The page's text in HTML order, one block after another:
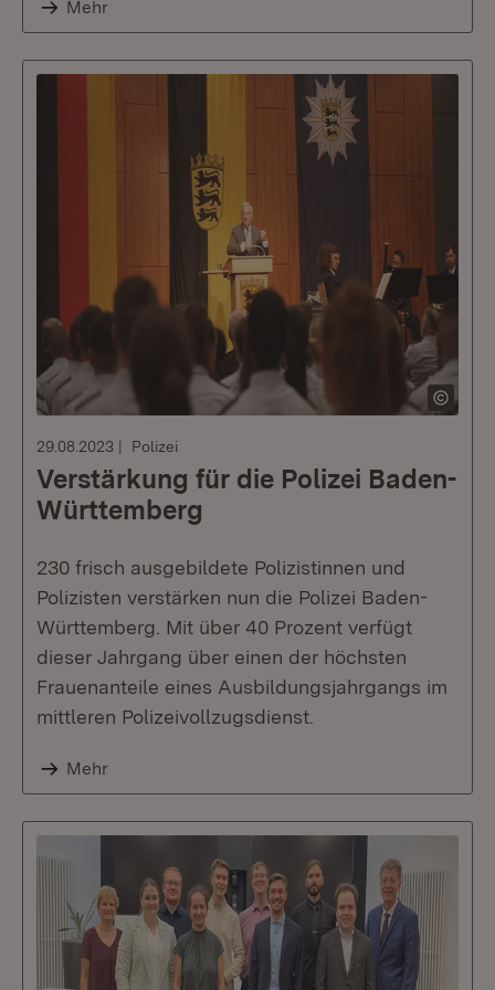
Mehr
29.08.2023 Polizei
Verstärkung für die Polizei Baden-
Württemberg
230 frisch ausgebildete Polizistinnen und
Polizisten verstärken nun die Polizei Baden-
Württemberg. Mit über 40 Prozent verfügt
dieser Jahrgang über einen der höchsten
Frauenanteile eines Ausbildungsjahrgangs im
mittleren Polizeivollzugsdienst.
Mehr